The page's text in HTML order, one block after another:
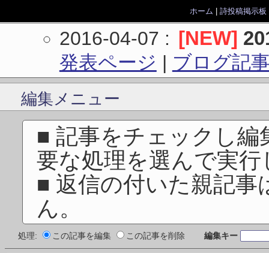
ホーム 詩投稿掲示板
2016-04-07 : [NEW]
発表ページ | ブログ記
編集メニュー
■ 記事をチェックし編
要な処理を選んで実
■ 返信の付いた親記事
ん。
処理: この記事を編集 この記事を削除 編集キー